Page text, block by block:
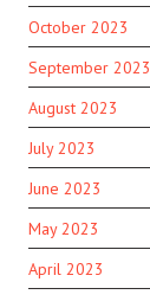
October 2023
September 2023
August 2023
July 2023
June 2023
May 2023
April 2023